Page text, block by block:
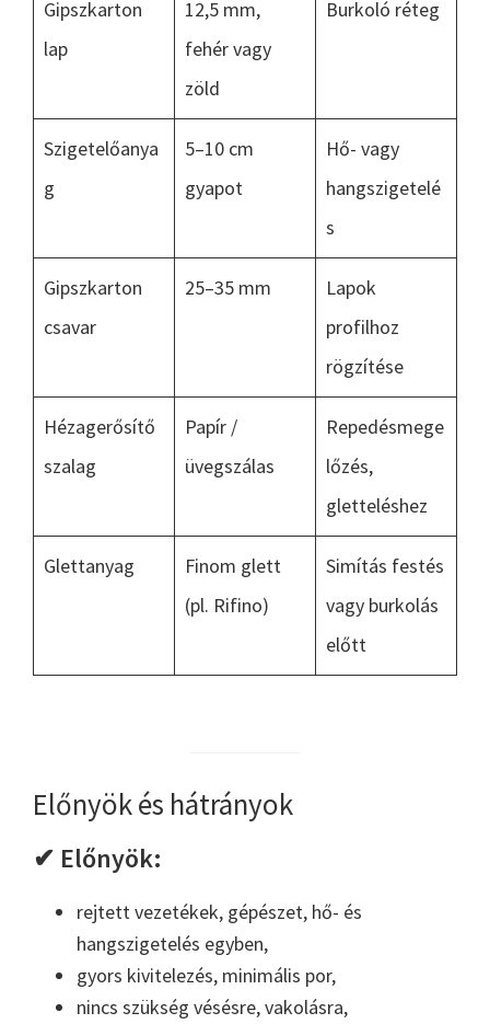
Gipszkarton
lap
12,5 mm,
fehér vagy
zöld
Burkoló réteg
Szigetelőanya
g
5–10 cm
gyapot
Hő- vagy
hangszigetelé
s
Gipszkarton
csavar
25–35 mm
Lapok
profilhoz
rögzítése
Hézagerősítő
szalag
Papír /
üvegszálas
Repedésmege
lőzés,
gletteléshez
Glettanyag
Finom glett
(pl. Rifino)
Simítás festés
vagy burkolás
előtt
Előnyök és hátrányok
✔ Előnyök:
rejtett vezetékek, gépészet, hő- és
hangszigetelés egyben,
gyors kivitelezés, minimális por,
nincs szükség vésésre, vakolásra,